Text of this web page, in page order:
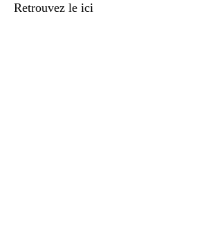
Retrouvez le ici